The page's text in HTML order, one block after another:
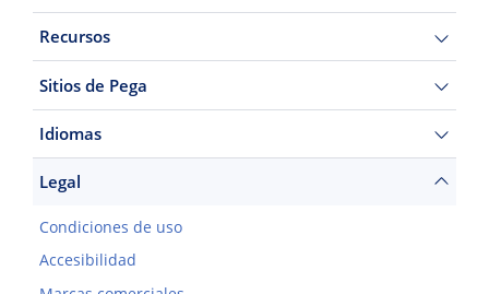
Recursos
Sitios de Pega
Idiomas
Legal
Condiciones de uso
Accesibilidad